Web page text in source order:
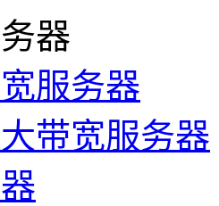
器
服务器
带宽服务器